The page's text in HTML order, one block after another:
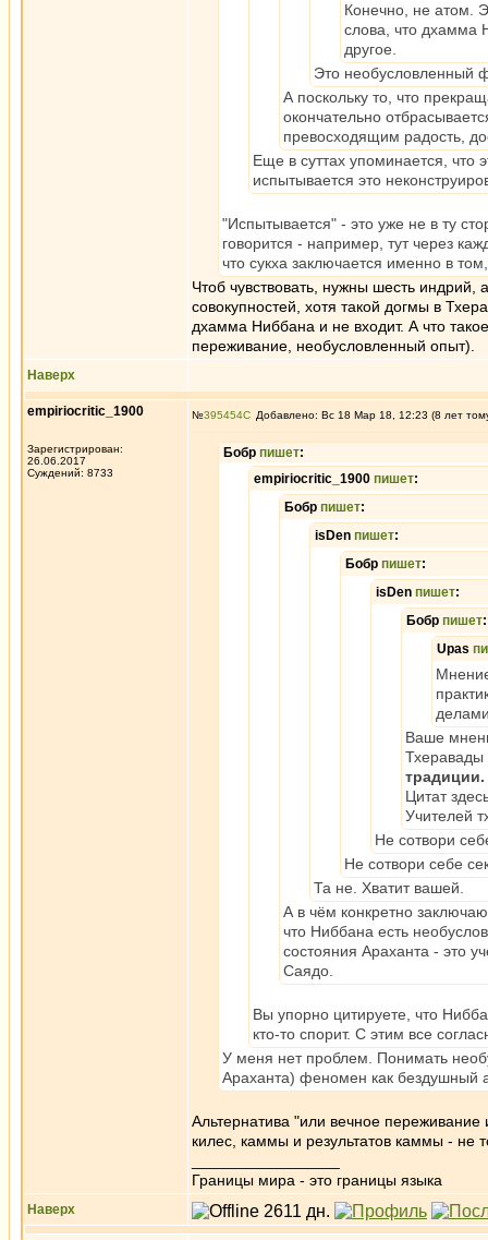
Конечно, не атом.
слова, что дхамма
другое.
Это необусловленный
А поскольку то, что
окончательно
превосходящим радость,
Еще в суттах упоминается,
испытывается это
"Испытывается" - это уже не в ту
говорится - например, тут через
что сукха заключается именно в
Чтоб чувствовать, нужны шесть
совокупностей, хотя такой догмы в
дхамма Ниббана и не входит. А что
переживание, необусловленный опыт).
Наверх
empiriocritic_1900
Зарегистрирован:
26.06.2017
Суждений: 8733
№395454 Добавлено: Вс 18 Мар 18, 12:23 (8 лет
Бобр пишет:
empiriocritic_1900 пишет:
Бобр пишет:
isDen пишет:
Бобр пишет:
isDen пишет:
Бобр пишет:
Upas
Ваше
традиции.
Цитат
Учителей
Не сотвори
Не сотвори себе
Та не. Хватит вашей.
А в чём конкретно
что Ниббана есть
состояния Араханта - это
Саядо.
Вы упорно цитируете, что
кто-то спорит. С этим все
У меня нет проблем. Понимать
Араханта) феномен как бездушный
Альтернатива "или вечное
килес, каммы и результатов каммы - не
Границы мира - это границы языка
Наверх